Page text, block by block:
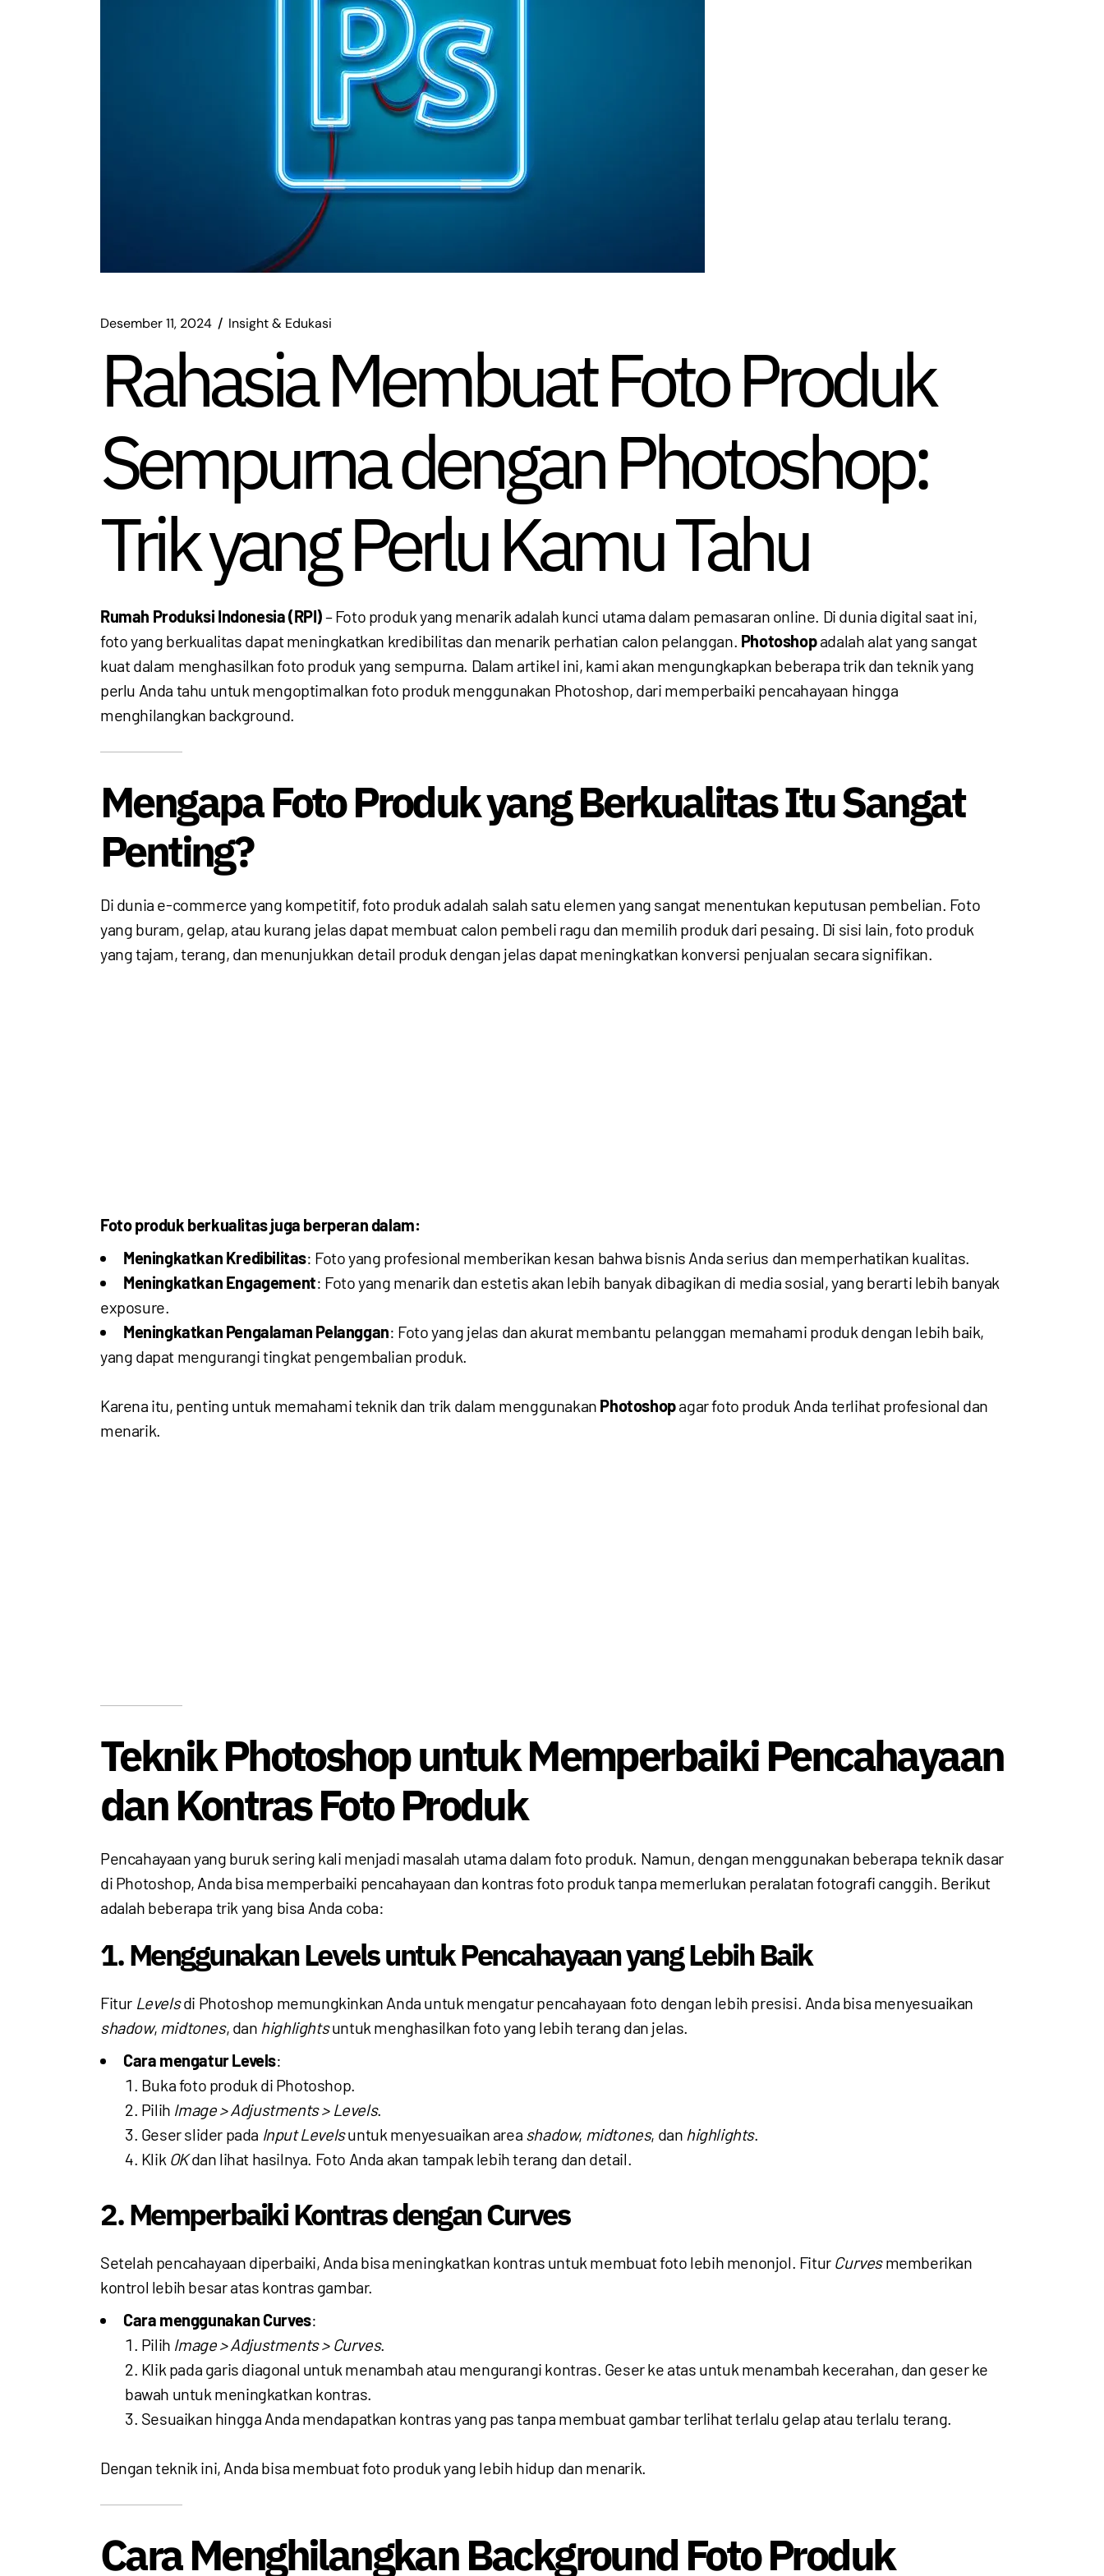
Desember 11, 2024 Insight & Edukasi
Rahasia Membuat Foto Produk
Sempurna dengan Photoshop:
Trik yang Perlu Kamu Tahu
Rumah Produksi Indonesia (RPI)– Foto produk yang menarik adalah kunci utama dalam pemasaran online. Di dunia digital saat ini,
foto yang berkualitas dapat meningkatkan kredibilitas dan menarik perhatian calon pelanggan. Photoshopadalah alat yang sangat
kuat dalam menghasilkan foto produk yang sempurna. Dalam artikel ini, kami akan mengungkapkan beberapa trik dan teknik yang
perlu Anda tahu untuk mengoptimalkan foto produk menggunakan Photoshop, dari memperbaiki pencahayaan hingga
menghilangkan background.
Mengapa Foto Produk yang Berkualitas Itu Sangat
Penting?
Di dunia e-commerce yang kompetitif, foto produk adalah salah satu elemen yang sangat menentukan keputusan pembelian. Foto
yang buram, gelap, atau kurang jelas dapat membuat calon pembeli ragu dan memilih produk dari pesaing. Di sisi lain, foto produk
yang tajam, terang, dan menunjukkan detail produk dengan jelas dapat meningkatkan konversi penjualan secara signifikan.
Foto produk berkualitas juga berperan dalam:
Meningkatkan Kredibilitas: Foto yang profesional memberikan kesan bahwa bisnis Anda serius dan memperhatikan kualitas.
Meningkatkan Engagement: Foto yang menarik dan estetis akan lebih banyak dibagikan di media sosial, yang berarti lebih banyak
exposure.
Meningkatkan Pengalaman Pelanggan: Foto yang jelas dan akurat membantu pelanggan memahami produk dengan lebih baik,
yang dapat mengurangi tingkat pengembalian produk.
Karena itu, penting untuk memahami teknik dan trik dalam menggunakan Photoshopagar foto produk Anda terlihat profesional dan
menarik.
Teknik Photoshop untuk Memperbaiki Pencahayaan
dan Kontras Foto Produk
Pencahayaan yang buruk sering kali menjadi masalah utama dalam foto produk. Namun, dengan menggunakan beberapa teknik dasar
di Photoshop, Anda bisa memperbaiki pencahayaan dan kontras foto produk tanpa memerlukan peralatan fotografi canggih. Berikut
adalah beberapa trik yang bisa Anda coba:
1. Menggunakan Levels untuk Pencahayaan yang Lebih Baik
Fitur Levelsdi Photoshop memungkinkan Anda untuk mengatur pencahayaan foto dengan lebih presisi. Anda bisa menyesuaikan
shadow, midtones, dan highlightsuntuk menghasilkan foto yang lebih terang dan jelas.
Cara mengatur Levels:
Buka foto produk di Photoshop.
Pilih Image > Adjustments > Levels.
Geser slider pada Input Levelsuntuk menyesuaikan area shadow, midtones, dan highlights.
Klik OKdan lihat hasilnya. Foto Anda akan tampak lebih terang dan detail.
2. Memperbaiki Kontras dengan Curves
Setelah pencahayaan diperbaiki, Anda bisa meningkatkan kontras untuk membuat foto lebih menonjol. Fitur Curvesmemberikan
kontrol lebih besar atas kontras gambar.
Cara menggunakan Curves:
Pilih Image > Adjustments > Curves.
Klik pada garis diagonal untuk menambah atau mengurangi kontras. Geser ke atas untuk menambah kecerahan, dan geser ke
bawah untuk meningkatkan kontras.
Sesuaikan hingga Anda mendapatkan kontras yang pas tanpa membuat gambar terlihat terlalu gelap atau terlalu terang.
Dengan teknik ini, Anda bisa membuat foto produk yang lebih hidup dan menarik.
Cara Menghilangkan Background Foto Produk